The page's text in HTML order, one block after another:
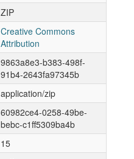
ZIP
Creative Commons
Attribution
9863a8e3-b383-498f-
91b4-2643fa97345b
application/zip
60982ce4-0258-49be-
bebc-c1ff5309ba4b
15